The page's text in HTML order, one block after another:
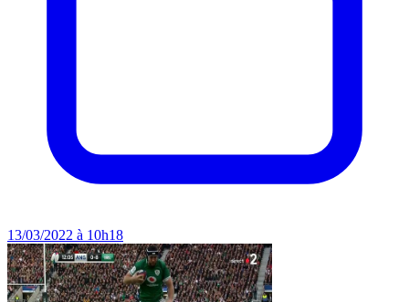
13/03/2022 à 10h18